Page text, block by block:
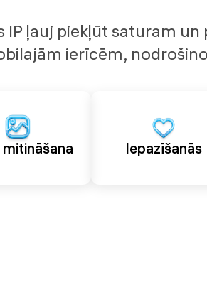
IP ļauj piekļūt saturam
ierīcēm,
mitināšana Iepazīšanās